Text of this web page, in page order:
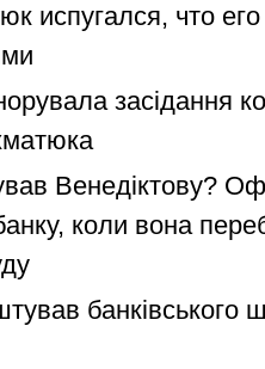
испугался, что
засідання
Венедіктову?
коли вона
банківського